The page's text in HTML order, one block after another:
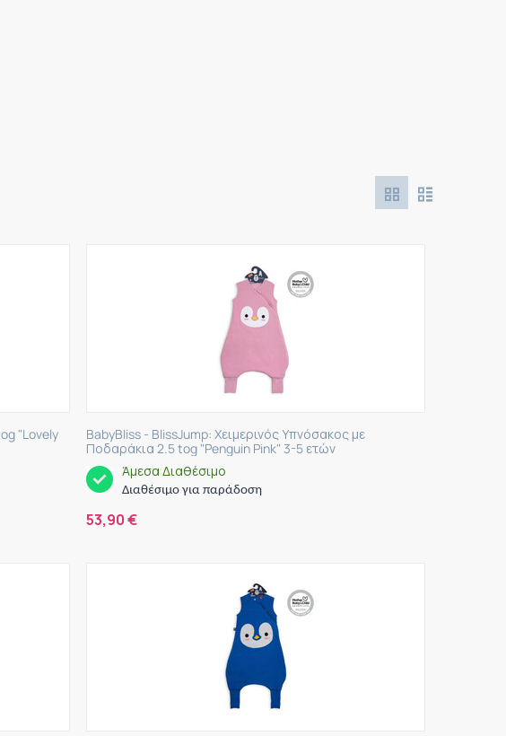
"Lovely
BabyBliss - BlissJump: Χειμερινός Υπνόσακος με
Ποδαράκια 2.5 tog "Penguin Pink" 3-5 ετών
Άμεσα Διαθέσιμο
Διαθέσιμο για παράδοση
53,90€